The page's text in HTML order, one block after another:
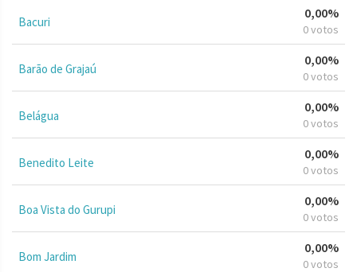
Bacuri
0,00%
0 votos
Barão de Grajaú
0,00%
0 votos
Belágua
0,00%
0 votos
Benedito Leite
0,00%
0 votos
Boa Vista do Gurupi
0,00%
0 votos
Bom Jardim
0,00%
0 votos